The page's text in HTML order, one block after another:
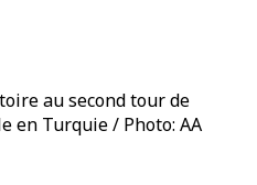
au second tour de
en Turquie / Photo: AA